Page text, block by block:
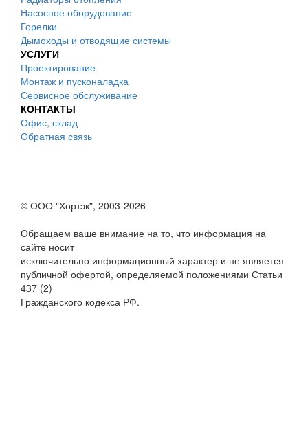
Насосное оборудование
Горелки
Дымоходы и отводящие системы
УСЛУГИ
Проектирование
Монтаж и пусконаладка
Сервисное обслуживание
КОНТАКТЫ
Офис, склад
Обратная связь
© ООО "Хортэк", 2003-2026
Обращаем ваше внимание на то, что информация на
сайте носит
исключительно информационный характер и не является
публичной офертой, определяемой положениями Статьи
437 (2)
Гражданского кодекса РФ.